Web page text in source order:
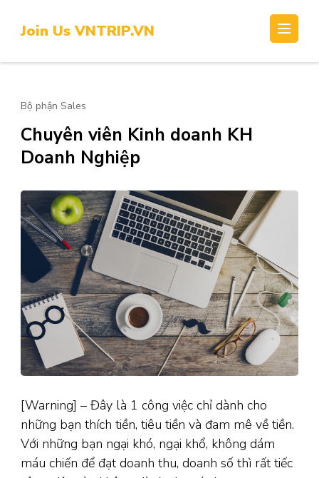
(Press
Join Us VNTRIP.VN
Bộ phận Sales
Chuyên viên Kinh doanh KH
Doanh Nghiệp
[Warning] – Đây là 1 công việc chỉ dành cho
những bạn thích tiền, tiêu tiền và đam mê về tiền.
Với những bạn ngại khó, ngại khổ, không dám
máu chiến để đạt doanh thu, doanh số thì rất tiếc